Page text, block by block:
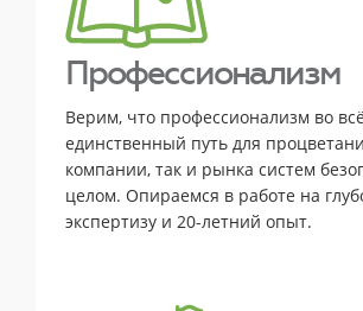
Профессионализм
Верим, что профессионализм во
единственный путь для
компании, так и рынка систем
целом. Опираемся в работе на
экспертизу и 20-летний опыт.